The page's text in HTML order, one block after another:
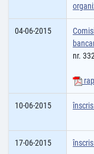
04-06-2015
nr.
10-06-2015
17-06-2015